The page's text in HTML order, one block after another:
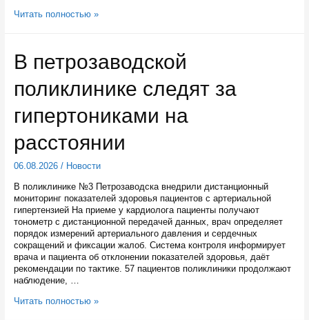
Театр
два
спектакля
на
фестивале
Москве
Читать полностью »
В петрозаводской
поликлинике следят за
гипертониками на
расстоянии
06.08.2026/ Новости
В поликлинике №3 Петрозаводска внедрили дистанционный
мониторинг показателей здоровья пациентов с артериальной
гипертензией На приеме у кардиолога пациенты получают
тонометр с дистанционной передачей данных, врач определяет
порядок измерений артериального давления и сердечных
сокращений и фиксации жалоб. Система контроля информирует
врача и пациента об отклонении показателей здоровья, даёт
рекомендации по тактике. 57 пациентов поликлиники продолжают
наблюдение, …
В
Читать полностью »